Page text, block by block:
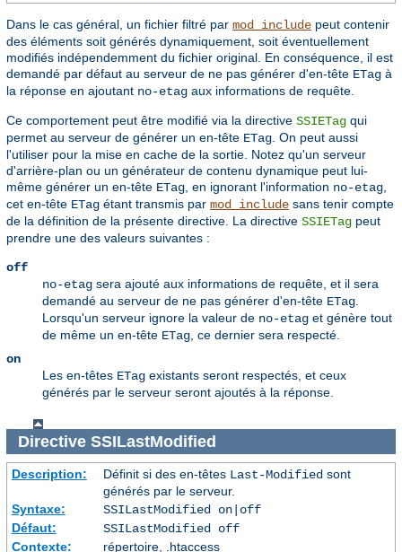
Dans le cas général, un fichier filtré par mod_include peut contenir
des éléments soit générés dynamiquement, soit éventuellement
modifiés indépendemment du fichier original. En conséquence, il est
demandé par défaut au serveur de ne pas générer d'en-tête ETag à
la réponse en ajoutant no-etag aux informations de requête.
Ce comportement peut être modifié via la directive SSIETag qui
permet au serveur de générer un en-tête ETag . On peut aussi
l'utiliser pour la mise en cache de la sortie. Notez qu'un serveur
d'arrière-plan ou un générateur de contenu dynamique peut lui-
même générer un en-tête ETag , en ignorant l'information no-etag
cet en-tête ETag étant transmis par mod_include sans tenir compte
de la définition de la présente directive. La directive SSIETag peut
prendre une des valeurs suivantes :
off
no-etag sera ajouté aux informations de requête, et il sera
demandé au serveur de ne pas générer d'en-tête ETag
Lorsqu'un serveur ignore la valeur de no-etag et génère tout
de même un en-tête ETag , ce dernier sera respecté.
on
Les en-têtes ETag existants seront respectés, et ceux
générés par le serveur seront ajoutés à la réponse.
Directive SSILastModified
Description: Définit si des en-têtes Last-Modifiedsont
générés par le serveur.
Syntaxe:
SSILastModified on|off
Défaut:
SSILastModified off
Contexte:
répertoire, .htaccess